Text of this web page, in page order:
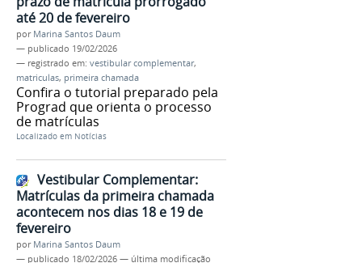
até 20 de fevereiro
por Marina Santos Daum
— publicado 19/02/2026
— registrado em: vestibular complementar,
matriculas, primeira chamada
Confira o tutorial preparado pela
Prograd que orienta o processo
de matrículas
Localizado em Notícias
Vestibular Complementar:
Matrículas da primeira chamada
acontecem nos dias 18 e 19 de
fevereiro
por Marina Santos Daum
— publicado 18/02/2026 — última modificação